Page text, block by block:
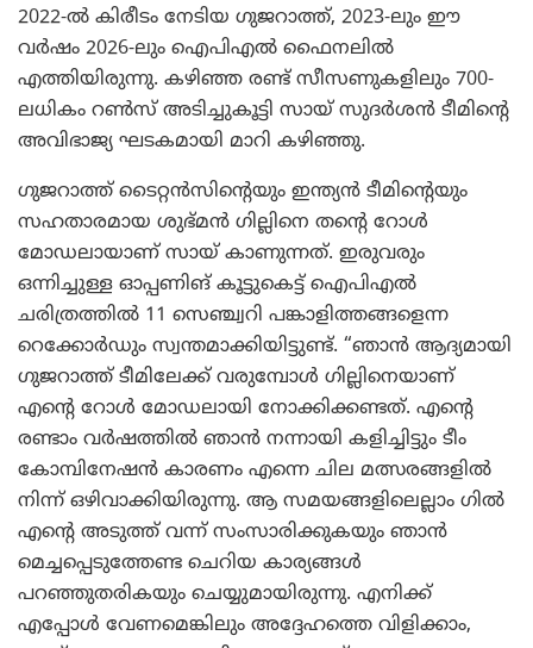
2022-ൽ കിരീടം നേടിയ ഗുജറാത്ത്, 2023-ലും ഈ
വർഷം 2026-ലും ഐപിഎൽ ഫൈനലിൽ
എത്തിയിരുന്നു. കഴിഞ്ഞ രണ്ട് സീസണുകളിലും 700-
ലധികം റൺസ് അടിച്ചുകൂട്ടി സായ് സുദർശൻ ടീമിന്റെ
അവിഭാജ്യ ഘടകമായി മാറി കഴിഞ്ഞു.
ഗുജറാത്ത് ടൈറ്റൻസിന്റെയും ഇന്ത്യൻ ടീമിന്റെയും
സഹതാരമായ ശുഭ്മൻ ഗില്ലിനെ തന്റെ റോൾ
മോഡലായാണ് സായ് കാണുന്നത്. ഇരുവരും
ഒന്നിച്ചുള്ള ഓപ്പണിങ് കൂട്ടുകെട്ട് ഐപിഎൽ
ചരിത്രത്തിൽ 11 സെഞ്ച്വറി പങ്കാളിത്തങ്ങളെന്ന
റെക്കോർഡും സ്വന്തമാക്കിയിട്ടുണ്ട്. “ഞാൻ ആദ്യമായി
ഗുജറാത്ത് ടീമിലേക്ക് വരുമ്പോൾ ഗില്ലിനെയാണ്
എന്റെ റോൾ മോഡലായി നോക്കിക്കണ്ടത്. എന്റെ
രണ്ടാം വർഷത്തിൽ ഞാൻ നന്നായി കളിച്ചിട്ടും ടീം
കോമ്പിനേഷൻ കാരണം എന്നെ ചില മത്സരങ്ങളിൽ
നിന്ന് ഒഴിവാക്കിയിരുന്നു. ആ സമയങ്ങളിലെല്ലാം ഗിൽ
എന്റെ അടുത്ത് വന്ന് സംസാരിക്കുകയും ഞാൻ
മെച്ചപ്പെടുത്തേണ്ട ചെറിയ കാര്യങ്ങൾ
പറഞ്ഞുതരികയും ചെയ്യുമായിരുന്നു. എനിക്ക്
എപ്പോൾ വേണമെങ്കിലും അദ്ദേഹത്തെ വിളിക്കാം,